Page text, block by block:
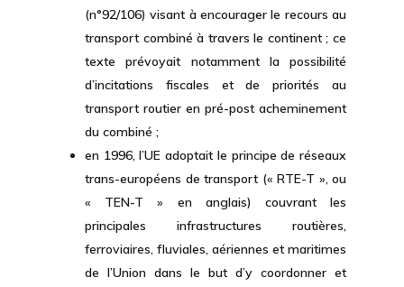
(n°92/106) visant à encourager le recours au
transport combiné à travers le continent ; ce
texte prévoyait notamment la possibilité
d’incitations fiscales et de priorités au
transport routier en pré-post acheminement
du combiné ;
en 1996, l’UE adoptait le principe de réseaux
trans-européens de transport (« RTE-T », ou
« TEN-T » en anglais) couvrant les
principales infrastructures routières,
ferroviaires, fluviales, aériennes et maritimes
de l’Union dans le but d’y coordonner et